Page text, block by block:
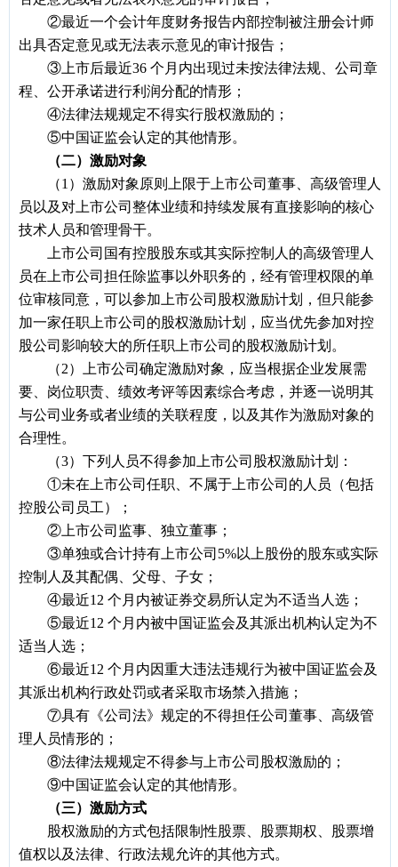
②最近一个会计年度财务报告内部控制被注册会计师
出具否定意见或无法表示意见的审计报告；
③上市后最近36 个月内出现过未按法律法规、公司章
程、公开承诺进行利润分配的情形；
④法律法规规定不得实行股权激励的；
⑤中国证监会认定的其他情形。
（二）激励对象
（1）激励对象原则上限于上市公司董事、高级管理人
员以及对上市公司整体业绩和持续发展有直接影响的核心
技术人员和管理骨干。
上市公司国有控股股东或其实际控制人的高级管理人
员在上市公司担任除监事以外职务的，经有管理权限的单
位审核同意，可以参加上市公司股权激励计划，但只能参
加一家任职上市公司的股权激励计划，应当优先参加对控
股公司影响较大的所任职上市公司的股权激励计划。
（2）上市公司确定激励对象，应当根据企业发展需
要、岗位职责、绩效考评等因素综合考虑，并逐一说明其
与公司业务或者业绩的关联程度，以及其作为激励对象的
合理性。
（3）下列人员不得参加上市公司股权激励计划：
①未在上市公司任职、不属于上市公司的人员（包括
控股公司员工）；
②上市公司监事、独立董事；
③单独或合计持有上市公司5%以上股份的股东或实际
控制人及其配偶、父母、子女；
④最近12 个月内被证券交易所认定为不适当人选；
⑤最近12 个月内被中国证监会及其派出机构认定为不
适当人选；
⑥最近12 个月内因重大违法违规行为被中国证监会及
其派出机构行政处罚或者采取市场禁入措施；
⑦具有《公司法》规定的不得担任公司董事、高级管
理人员情形的；
⑧法律法规规定不得参与上市公司股权激励的；
⑨中国证监会认定的其他情形。
（三）激励方式
股权激励的方式包括限制性股票、股票期权、股票增
值权以及法律、行政法规允许的其他方式。